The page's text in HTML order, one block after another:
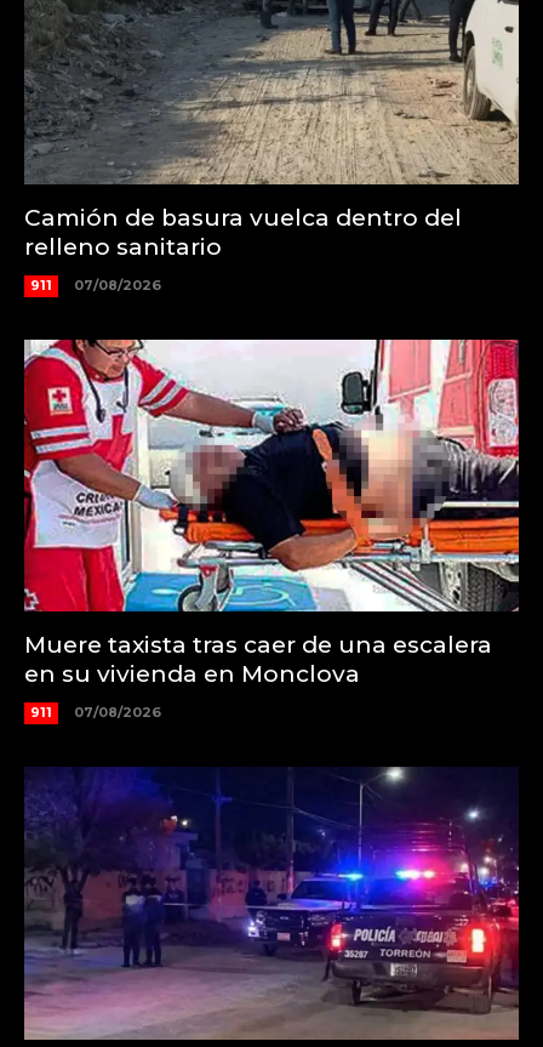
Camión de basura vuelca dentro del
relleno sanitario
911 07/08/2026
Muere taxista tras caer de una escalera
en su vivienda en Monclova
911 07/08/2026